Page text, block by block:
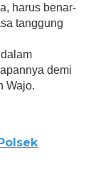
harus benar-
tanggung
demi
Wajo.